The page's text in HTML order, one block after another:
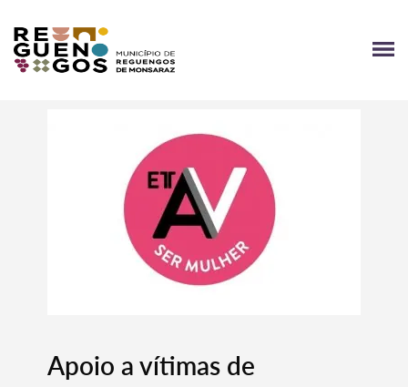
Apoio a vítimas de